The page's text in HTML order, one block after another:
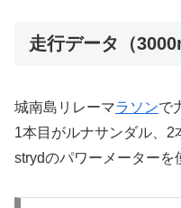
走行データ（
城南島リレーマラソンで
1本目がルナサンダル、2
strydのパワーメーターを